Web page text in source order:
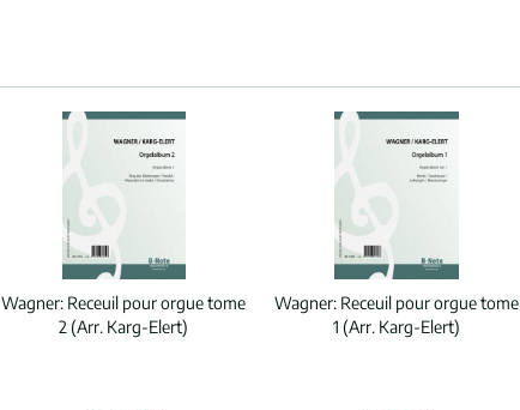
Wagner: Receuil pour orgue tome
2 (Arr. Karg-Elert)
Wagner: Receuil pour orgue tome
1 (Arr. Karg-Elert)